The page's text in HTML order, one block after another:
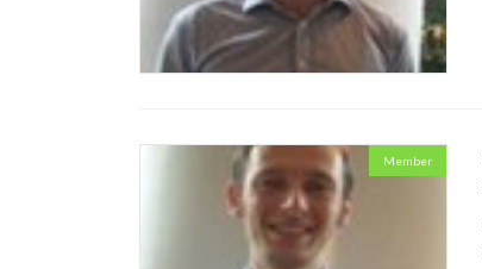
Member